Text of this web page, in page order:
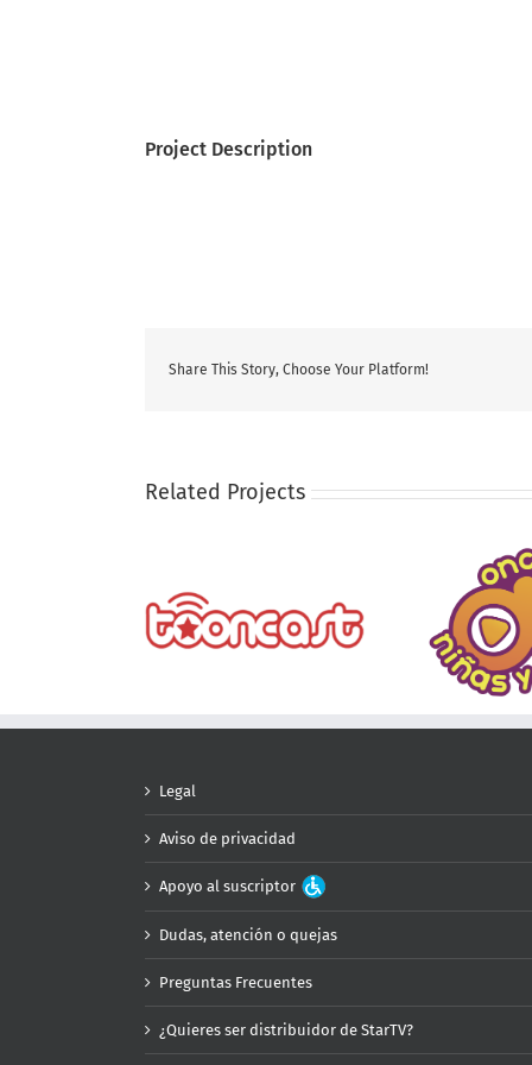
Project Description
Share This Story, Choose Your Platform!
Related Projects
Legal
Aviso de privacidad
Apoyo al suscriptor
Dudas, atención o quejas
Preguntas Frecuentes
¿Quieres ser distribuidor de StarTV?